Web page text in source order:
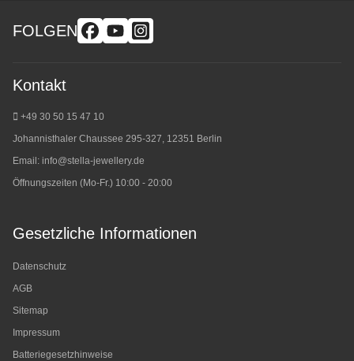
FOLGEN
Kontakt
+49 30 50 15 47 10
Johannisthaler Chaussee 295-327, 12351 Berlin
Email: info@stella-jewellery.de
Öffnungszeiten (Mo-Fr.) 10:00 - 20:00
Gesetzliche Informationen
Datenschutz
AGB
Sitemap
Impressum
Batteriegesetzhinweise